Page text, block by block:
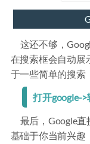
这还不够，
在搜索框会自动展
于一些简单的搜索
打开google-
最后，Google直
基础于你当前兴趣